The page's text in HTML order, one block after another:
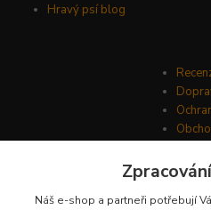
Hravý psí blog
Náš e-shop a partneři potřebují